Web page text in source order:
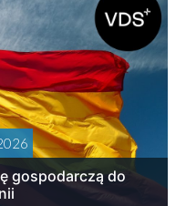
gospodarczą do